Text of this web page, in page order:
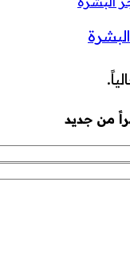
من جديد